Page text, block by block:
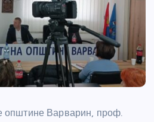
општине Варварин, проф.